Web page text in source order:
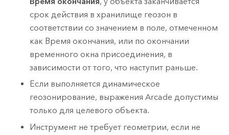
срок действия в хранилище геозон в
соответствии со значением в поле, отмеченном
как Время окончания, или по окончании
временного окна присоединения, в
зависимости от того, что наступит раньше.
Если выполняется динамическое
геозонирование, выраженияArcade допустимы
только для целевого объекта.
Инструмент не требует геометрии, если не